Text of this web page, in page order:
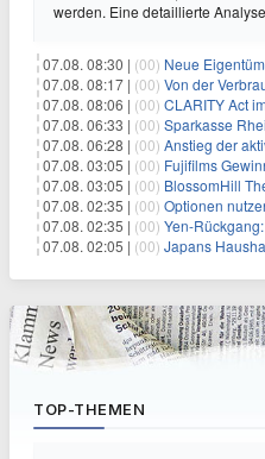
werden. Eine detaillierte
07.08. 08:30 | (00) Neue
07.08. 08:17 | (00) Von der
07.08. 08:06 | (00) CLARITY Act im US-Senat auf
07.08. 06:33 | (00) Sparkasse
07.08. 06:28 | (00) Anstieg der
07.08. 03:05 | (00) Fujifilms
07.08. 03:05 | (00) BlossomHill Therapeutics
07.08. 02:35 | (00) Optionen nutzen,
07.08. 02:35 | (00) Yen-Rückgang:
07.08. 02:05 | (00) Japans Haushalte reduzieren
TOP-THEMEN